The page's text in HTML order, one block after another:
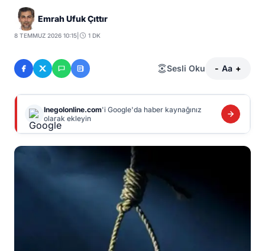
Emrah Ufuk Çıttır
8 TEMMUZ 2026 10:15 1 DK
Sesli Oku - Aa +
Inegolonline.com'i Google'da haber kaynağınız
olarak ekleyin